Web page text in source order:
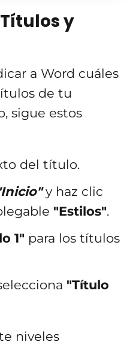
y
a Word cuáles
de tu
sigue estos
del título.
y haz clic
"Estilos".
1" para los títulos
"Título
niveles